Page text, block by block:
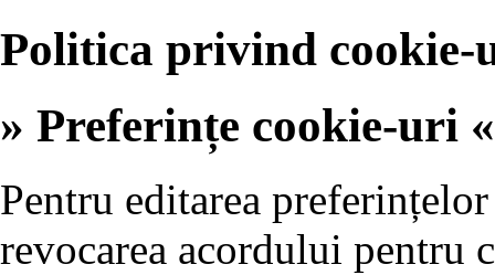
Politica privind cookie-
» Preferințe cookie-uri «
Pentru editarea
revocarea acordului pentru